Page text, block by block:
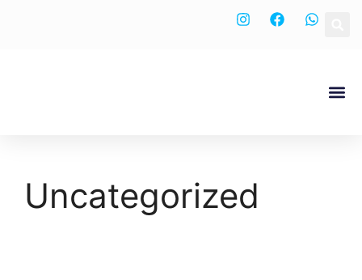
Uncategorized